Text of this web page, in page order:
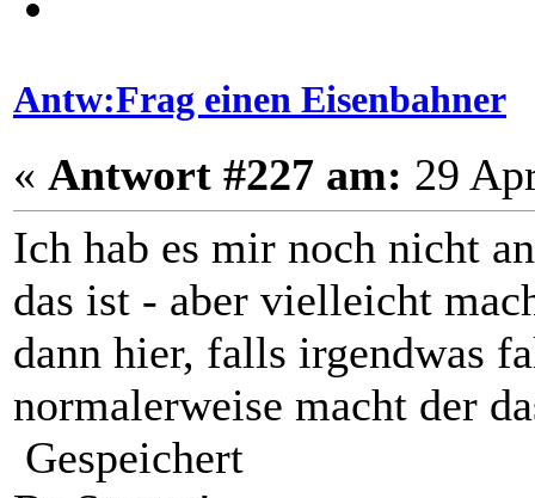
Antw:Frag einen Eisenbahner
« Antwort #227 am: 29
Ich hab es mir noch nicht
das ist - aber vielleicht
dann hier, falls irgendwas
normalerweise macht der
Gespeichert